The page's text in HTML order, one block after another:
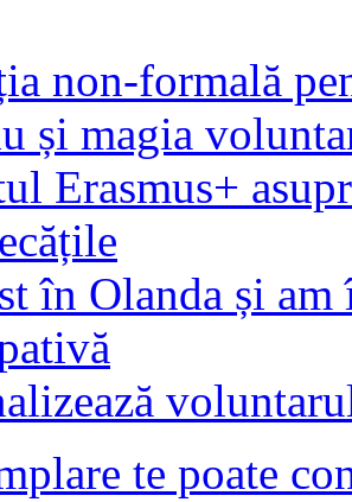
non-formală
și magia
Erasmus+
în Olanda și am
te poate